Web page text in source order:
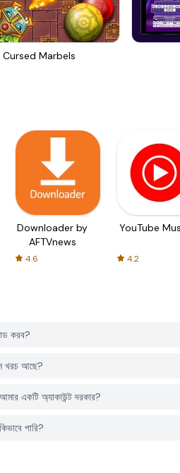
Marbels
Downloader by
AFTVnews
4.6
YouTube
4.2
করব?
খরচ আছে?
একটি অ্যাকাউন্ট দরকার?
পারি?